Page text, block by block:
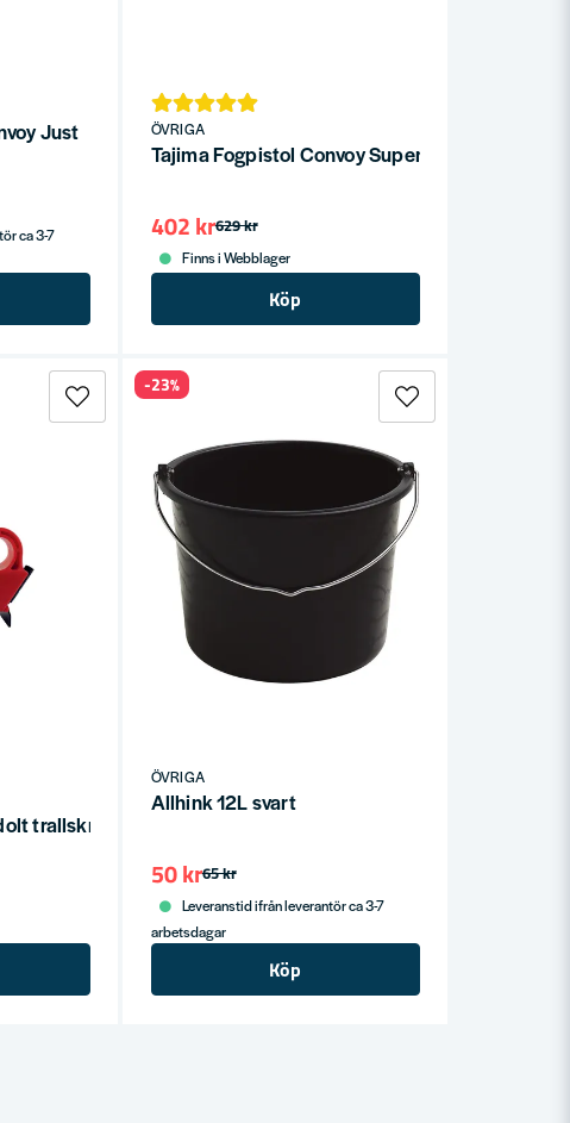
Just
ca 3-7
ÖVRIGA
Tajima Fogpistol Convoy Super 26
629 kr
402 kr
Finns i Webblager
Köp
trallskruvsmontage 2.0 1st
ÖVRIGA
Allhink 12L svart
65 kr
50 kr
Leveranstid ifrån leverantör ca 3-7
arbetsdagar
Köp
-23%